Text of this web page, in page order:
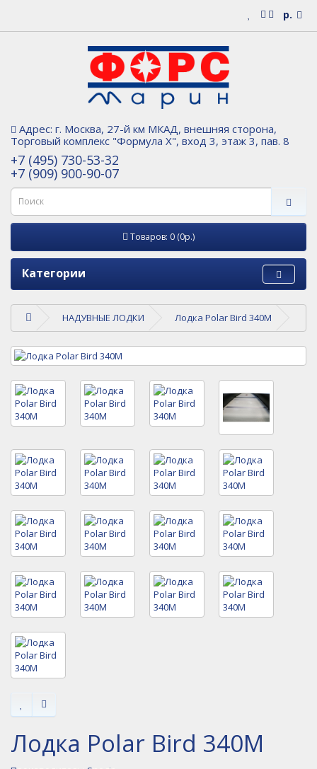
р.
Адрес: г. Москва, 27-й км МКАД, внешняя сторона,
Торговый комплекс "Формула Х", вход 3, этаж 3, пав. 8
+7 (495) 730-53-32
+7 (909) 900-90-07
Товаров: 0 (0р.)
Категории
НАДУВНЫЕ ЛОДКИ Лодка Polar Bird 340M
Лодка Polar Bird 340M